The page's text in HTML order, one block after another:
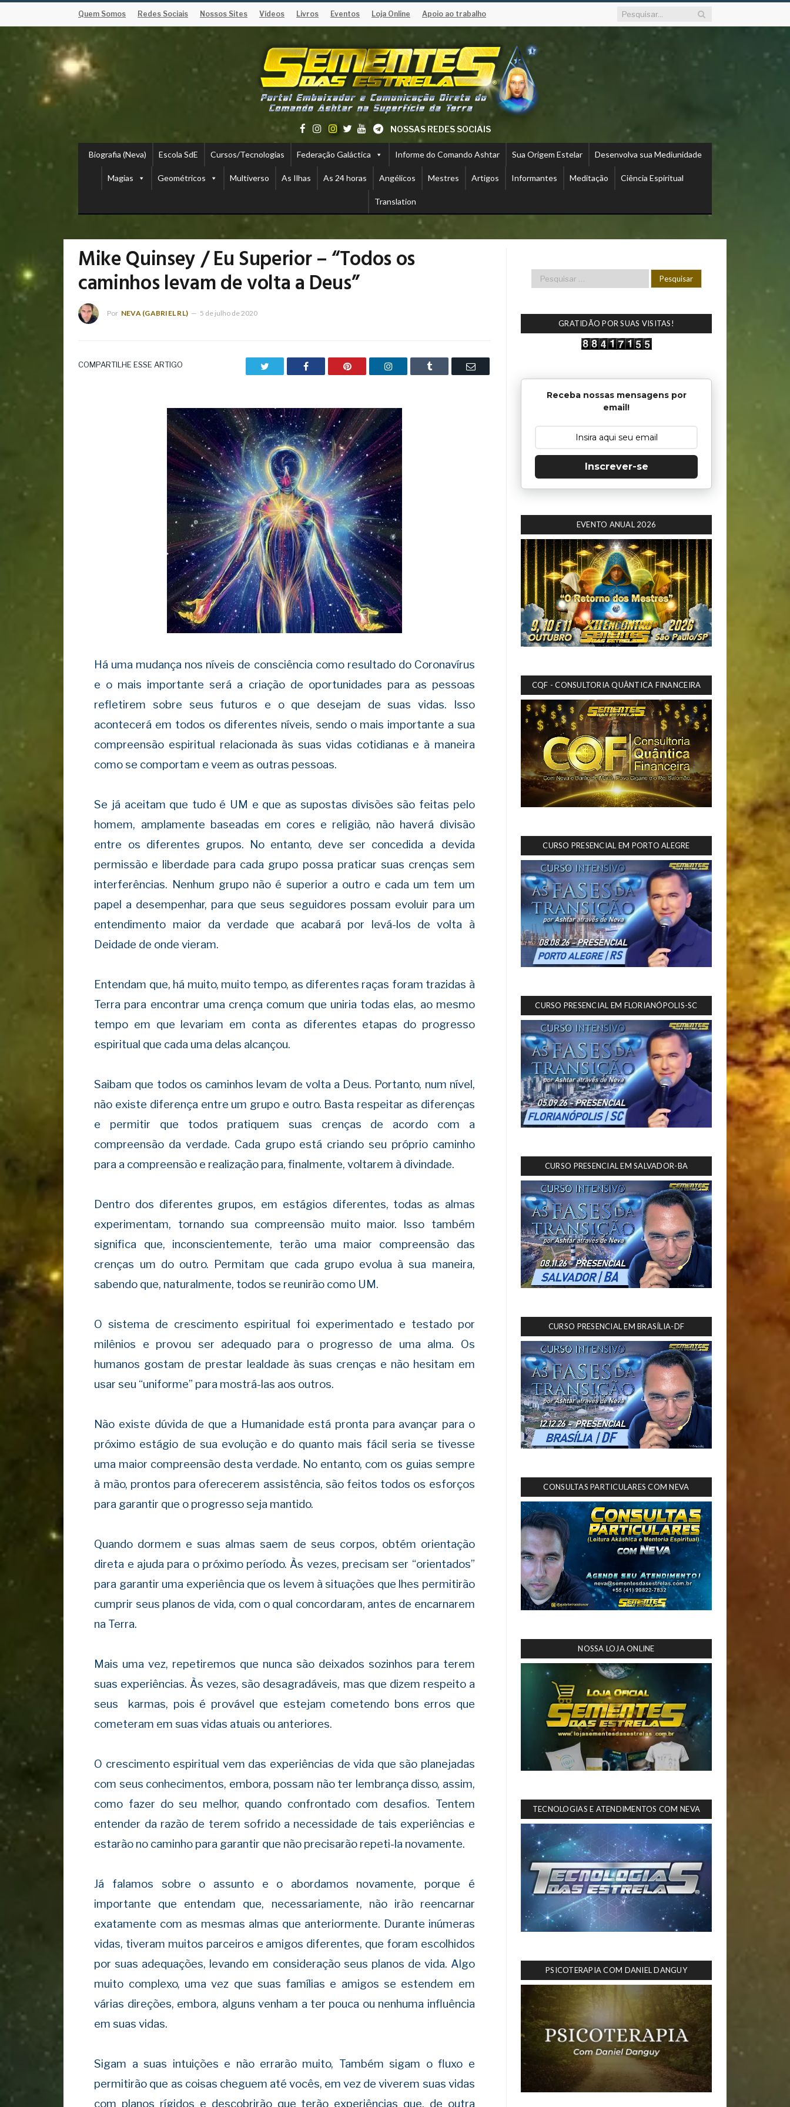
Quem Somos Redes Sociais Nossos Sites Vídeos Livros Eventos Loja Online Apoio ao trabalho
NOSSAS REDES SOCIAIS
Biografia (Neva) Escola SdE Cursos/Tecnologias Federação Galáctica Informe do Comando Ashtar Sua Origem Estelar Desenvolva sua Mediunidade
Magias Geométricos Multiverso As Ilhas As 24 horas Angélicos Mestres Artigos Informantes Meditação Ciência Espiritual
Translation
Mike Quinsey / Eu Superior – “Todos os
caminhos levam de volta a Deus”
Por NEVA (GABRIEL RL) 5 de julho de 2020
COMPARTILHE ESSE ARTIGO Facebook Pinterest LinkedIn Tumblr Email
Há uma mudança nos níveis de consciência como resultado do Coronavírus
e o mais importante será a criação de oportunidades para as pessoas
refletirem sobre seus futuros e o que desejam de suas vidas. Isso
acontecerá em todos os diferentes níveis, sendo o mais importante a sua
compreensão espiritual relacionada às suas vidas cotidianas e à maneira
como se comportam e veem as outras pessoas.
Se já aceitam que tudo é UM e que as supostas divisões são feitas pelo
homem, amplamente baseadas em cores e religião, não haverá divisão
entre os diferentes grupos. No entanto, deve ser concedida a devida
permissão e liberdade para cada grupo possa praticar suas crenças sem
interferências. Nenhum grupo não é superior a outro e cada um tem um
papel a desempenhar, para que seus seguidores possam evoluir para um
entendimento maior da verdade que acabará por levá-los de volta à
Deidade de onde vieram.
Entendam que, há muito, muito tempo, as diferentes raças foram trazidas à
Terra para encontrar uma crença comum que uniria todas elas, ao mesmo
tempo em que levariam em conta as diferentes etapas do progresso
espiritual que cada uma delas alcançou.
Saibam que todos os caminhos levam de volta a Deus. Portanto, num nível,
não existe diferença entre um grupo e outro. Basta respeitar as diferenças
e permitir que todos pratiquem suas crenças de acordo com a
compreensão da verdade. Cada grupo está criando seu próprio caminho
para a compreensão e realização para, finalmente, voltarem à divindade.
Dentro dos diferentes grupos, em estágios diferentes, todas as almas
experimentam, tornando sua compreensão muito maior. Isso também
significa que, inconscientemente, terão uma maior compreensão das
crenças um do outro. Permitam que cada grupo evolua à sua maneira,
sabendo que, naturalmente, todos se reunirão como UM.
O sistema de crescimento espiritual foi experimentado e testado por
milênios e provou ser adequado para o progresso de uma alma. Os
humanos gostam de prestar lealdade às suas crenças e não hesitam em
usar seu “uniforme” para mostrá-las aos outros.
Não existe dúvida de que a Humanidade está pronta para avançar para o
próximo estágio de sua evolução e do quanto mais fácil seria se tivesse
uma maior compreensão desta verdade. No entanto, com os guias sempre
à mão, prontos para oferecerem assistência, são feitos todos os esforços
para garantir que o progresso seja mantido.
Quando dormem e suas almas saem de seus corpos, obtém orientação
direta e ajuda para o próximo período. Às vezes, precisam ser “orientados”
para garantir uma experiência que os levem à situações que lhes permitirão
cumprir seus planos de vida, com o qual concordaram, antes de encarnarem
na Terra.
Mais uma vez, repetiremos que nunca são deixados sozinhos para terem
suas experiências. Às vezes, são desagradáveis, mas que dizem respeito a
seus karmas, pois é provável que estejam cometendo bons erros que
cometeram em suas vidas atuais ou anteriores.
O crescimento espiritual vem das experiências de vida que são planejadas
com seus conhecimentos, embora, possam não ter lembrança disso, assim,
como fazer do seu melhor, quando confrontado com desafios. Tentem
entender da razão de terem sofrido a necessidade de tais experiências e
estarão no caminho para garantir que não precisarão repeti-la novamente.
Já falamos sobre o assunto e o abordamos novamente, porque é
importante que entendam que, necessariamente, não irão reencarnar
exatamente com as mesmas almas que anteriormente. Durante inúmeras
vidas, tiveram muitos parceiros e amigos diferentes, que foram escolhidos
por suas adequações, levando em consideração seus planos de vida. Algo
muito complexo, uma vez que suas famílias e amigos se estendem em
várias direções, embora, alguns venham a ter pouca ou nenhuma influência
em suas vidas.
Sigam a suas intuições e não errarão muito, Também sigam o fluxo e
permitirão que as coisas cheguem até vocês, em vez de viverem suas vidas
com planos rígidos e descobrirão que terão experiências que, de outra
GRATIDÃO POR SUAS VISITAS!
Receba nossas mensagens por
email!
Inscrever-se
EVENTO ANUAL 2026
CQF - CONSULTORIA QUÂNTICA FINANCEIRA
CURSO PRESENCIAL EM PORTO ALEGRE
CURSO PRESENCIAL EM FLORIANÓPOLIS-SC
CURSO PRESENCIAL EM SALVADOR-BA
CURSO PRESENCIAL EM BRASÍLIA-DF
CONSULTAS PARTICULARES COM NEVA
NOSSA LOJA ONLINE
TECNOLOGIAS E ATENDIMENTOS COM NEVA
PSICOTERAPIA COM DANIEL DANGUY